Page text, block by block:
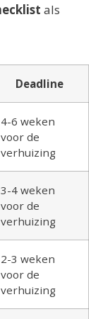
als
Deadline
4-6 weken
voor de
verhuizing
3-4 weken
voor de
verhuizing
2-3 weken
voor de
verhuizing